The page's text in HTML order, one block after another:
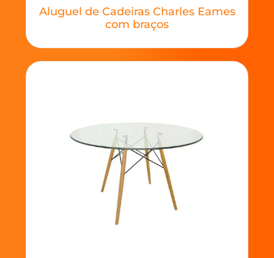
Aluguel de Cadeiras Charles Eames
com braços